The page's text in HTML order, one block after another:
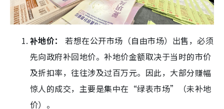
补地价：
若想在公开市场（自由市场）出售，必须
先向政府补回地价。补地价金额取决于当时的市价
及折扣率，往往涉及过百万元。因此，大部分赚幅
惊人的成交，主要是集中在“绿表市场”（未补地
价）。